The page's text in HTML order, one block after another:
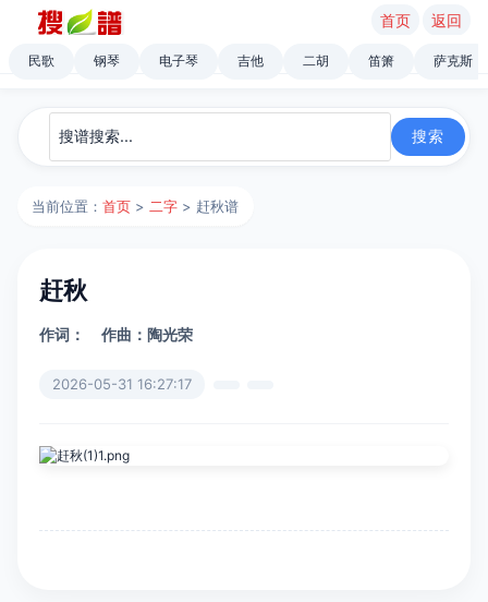
首页 返回
民歌 钢琴 电子琴 吉他 二胡 笛箫 萨克斯
当前位置：首页 > 二字 > 赶秋谱
赶秋
作词： 作曲：陶光荣
2026-05-31 16:27:17